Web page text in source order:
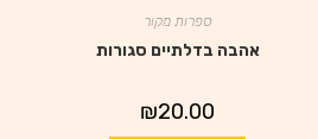
ספרות מקור
אהבה בדלתיים סגורות
₪20.00